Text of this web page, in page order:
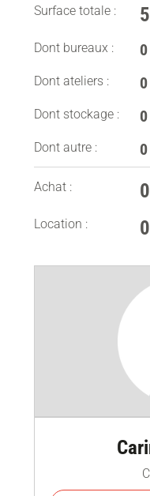
Surface totale :
Dont bureaux :
Dont ateliers :
Dont stockage :
Dont autre :
Achat :
Location :